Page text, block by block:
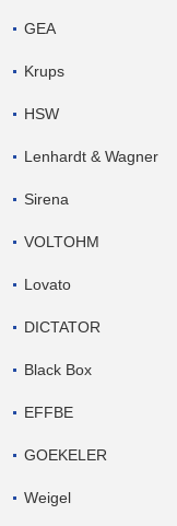
GEA
Krups
HSW
Lenhardt & Wagner
Sirena
VOLTOHM
Lovato
DICTATOR
Black Box
EFFBE
GOEKELER
Weigel